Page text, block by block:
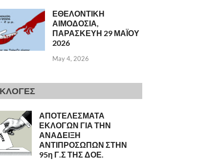
ΕΘΕΛΟΝΤΙΚΗ
ΑΙΜΟΔΟΣΙΑ,
ΠΑΡΑΣΚΕΥΗ 29 ΜΑΪΟΥ
2026
May 4, 2026
ΑΠΟΤΕΛΕΣΜΑΤΑ
ΕΚΛΟΓΩΝ ΓΙΑ ΤΗΝ
ΑΝΑΔΕΙΞΗ
ΑΝΤΙΠΡΟΣΩΠΩΝ ΣΤΗΝ
95η Γ.Σ ΤΗΣ ΔΟΕ.